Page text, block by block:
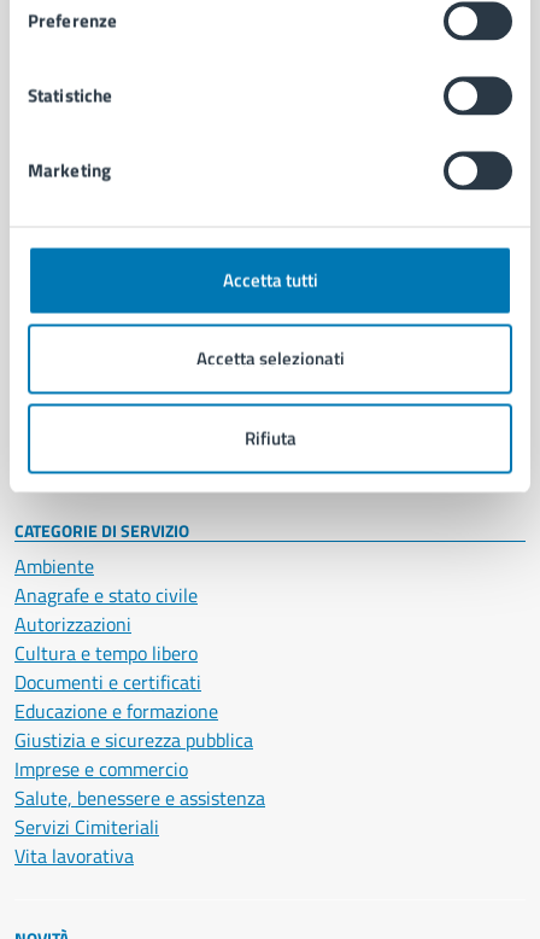
Preferenze
Statistiche
Marketing
Accetta tutti
Accetta selezionati
Rifiuta
Comune di Napoli
AMMINISTRAZIONE
Organi di governo
Enti e fondazioni
Personale amministrativo
Intranet, posta aziendale e protocollo
CATEGORIE DI SERVIZIO
Ambiente
Anagrafe e stato civile
Autorizzazioni
Cultura e tempo libero
Documenti e certificati
Educazione e formazione
Giustizia e sicurezza pubblica
Imprese e commercio
Salute, benessere e assistenza
Servizi Cimiteriali
Vita lavorativa